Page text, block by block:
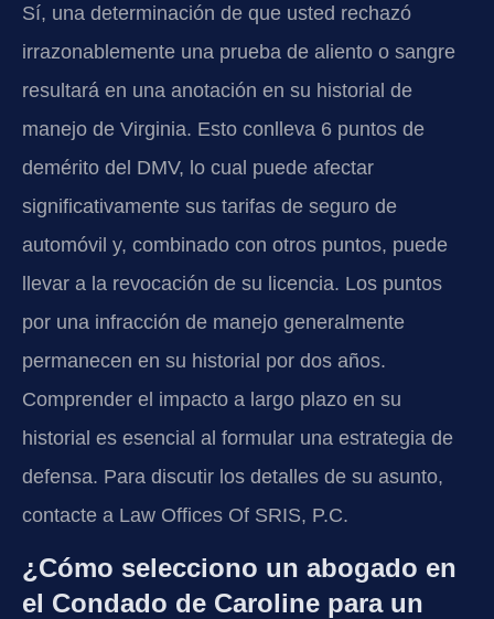
Sí, una determinación de que usted rechazó
irrazonablemente una prueba de aliento o sangre
resultará en una anotación en su historial de
manejo de Virginia. Esto conlleva 6 puntos de
demérito del DMV, lo cual puede afectar
significativamente sus tarifas de seguro de
automóvil y, combinado con otros puntos, puede
llevar a la revocación de su licencia. Los puntos
por una infracción de manejo generalmente
permanecen en su historial por dos años.
Comprender el impacto a largo plazo en su
historial es esencial al formular una estrategia de
defensa. Para discutir los detalles de su asunto,
contacte a Law Offices Of SRIS, P.C.
¿Cómo selecciono un abogado en
el Condado de Caroline para un